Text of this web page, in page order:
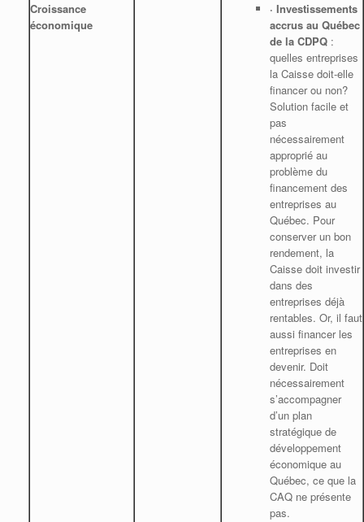
Croissance
économique
· Investissements
accrus au Québec
de la CDPQ:
quelles entreprises
la Caisse doit-elle
financer ou non?
Solution facile et
pas
nécessairement
approprié au
problème du
financement des
entreprises au
Québec. Pour
conserver un bon
rendement, la
Caisse doit investir
dans des
entreprises déjà
rentables. Or, il faut
aussi financer les
entreprises en
devenir. Doit
nécessairement
s’accompagner
d’un plan
stratégique de
développement
économique au
Québec, ce que la
CAQ ne présente
pas.